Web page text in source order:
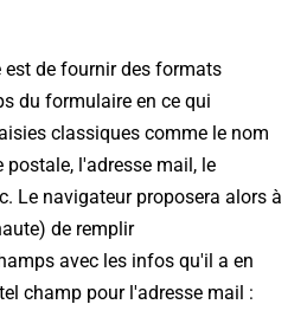
est de fournir des formats
du formulaire en ce qui
classiques comme le nom
postale, l'adresse mail, le
Le navigateur proposera alors à
de remplir
avec les infos qu'il a en
champ pour l'adresse mail :